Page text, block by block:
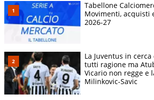
Tabellone
Movimenti, acquisti
2026-27
La Juventus in
tutti ragione ma
Vicario non regge e
Milinkovic-Savic